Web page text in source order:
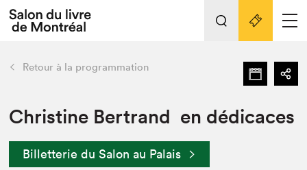
L'événement
Préparer sa visite au Salon
Actualités
retour Nos activités
Préparer sa visite
Liens pratiques
Retour à la programmation
Christine Bertrand en dédicaces
Billetterie du Salon au Palais